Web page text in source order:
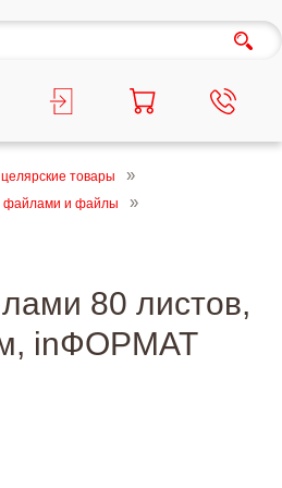
товары
файлами и файлы
80 листов,
inФОРМАТ